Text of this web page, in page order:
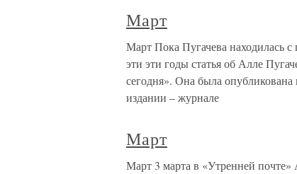
Март
Март Пока Пугачева находилась с
эти эти годы статья об Алле
сегодня». Она была
издании – журнале
Март
Март 3 марта в «Утренней почте»